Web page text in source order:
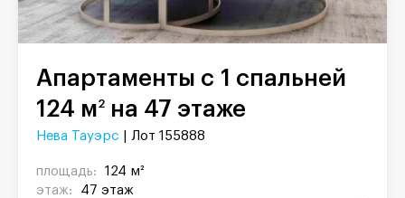
Апартаменты с 1 спальней
124 м2 на 47 этаже
Нева Тауэрс | Лот 155888
площадь:
124 м²
этаж:
47 этаж